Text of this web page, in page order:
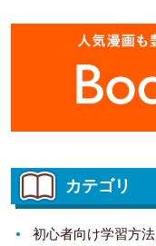
カテゴリ
初心者向け学習方法